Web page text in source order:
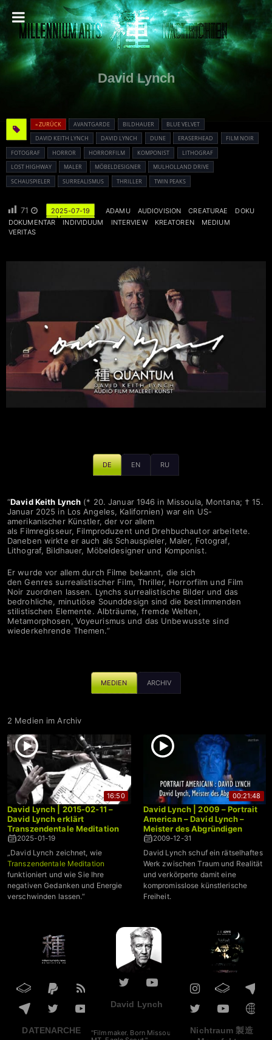
David Lynch
« ZURÜCK AVANTGARDE BILDHAUER
BLUE VELVET
DAVID KEITH LYNCH
DAVID LYNCH DUNE ERASERHEAD
FILM NOIR
FOTOGRAF
HORROR HORRORFILM KOMPONIST
LITHOGRAF
LOST HIGHWAY
MALER MÖBELDESIGNER
MULHOLLAND DRIVE
SCHAUSPIELER
SURREALISMUS THRILLER TWIN PEAKS
71 2025-07-19 ADAMU AUDIOVISION CREATURAE
DOKU
DOKUMENTAR
INDIVIDUUM INTERVIEW KREATOREN
MEDIUM
VERITAS
DE EN RU
“David Keith Lynch (* 20. Januar 1946 in Missoula, Montana; † 15.
Januar 2025 in Los Angeles, Kalifornien) war ein US-
amerikanischer Künstler, der vor allem
als Filmregisseur, Filmproduzent und Drehbuchautor arbeitete.
Daneben wirkte er auch als Schauspieler, Maler, Fotograf,
Lithograf, Bildhauer, Möbeldesigner und Komponist.
Er wurde vor allem durch Filme bekannt, die sich
den Genres surrealistischer Film, Thriller, Horrorfilm und Film
Noir zuordnen lassen. Lynchs surrealistische Bilder und das
bedrohliche, minutiöse Sounddesign sind die bestimmenden
stilistischen Elemente. Albträume, fremde Welten,
Metamorphosen, Voyeurismus und das Unbewusste sind
wiederkehrende Themen.”
MEDIEN ARCHIV
2 Medien im Archiv
16:50
David Lynch | 2015-02-11 –
David Lynch erklärt
Transzendentale Meditation
2025-01-19
„David Lynch zeichnet, wie
Transzendentale Meditation
funktioniert und wie Sie Ihre
negativen Gedanken und Energie
verschwinden lassen.“
00:21:48
David Lynch | 2009 – Portrait
American – David Lynch –
Meister des Abgründigen
2009-12-31
David Lynch schuf ein rätselhaftes
Werk zwischen Traum und Realität
und verkörperte damit eine
kompromisslose künstlerische
Freiheit.
DATENARCHE
David Lynch
"Filmmaker. Born Missoula,
Nichtraum 製造